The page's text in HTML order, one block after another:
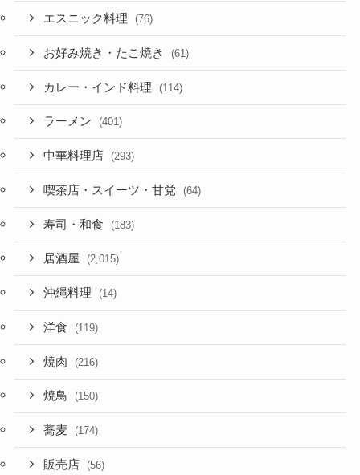
エスニック料理 (76)
お好み焼き・たこ焼き (61)
カレー・インド料理 (114)
ラーメン (401)
中華料理店 (293)
喫茶店・スイーツ・甘党 (64)
寿司・和食 (183)
居酒屋 (2,015)
沖縄料理 (14)
洋食 (119)
焼肉 (216)
焼鳥 (150)
蕎麦 (174)
販売店 (56)